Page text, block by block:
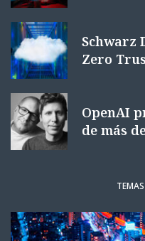
Schwarz
Zero
OpenAI
de más